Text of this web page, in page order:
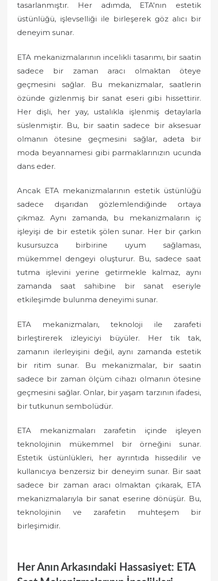
tasarlanmıştır. Her adımda, ETA'nın estetik
üstünlüğü, işlevselliği ile birleşerek göz alıcı bir
deneyim sunar.
ETA mekanizmalarının incelikli tasarımı, bir saatin
sadece bir zaman aracı olmaktan öteye
geçmesini sağlar. Bu mekanizmalar, saatlerin
özünde gizlenmiş bir sanat eseri gibi hissettirir.
Her dişli, her yay, ustalıkla işlenmiş detaylarla
süslenmiştir. Bu, bir saatin sadece bir aksesuar
olmanın ötesine geçmesini sağlar, adeta bir
moda beyannamesi gibi parmaklarınızın ucunda
dans eder.
Ancak ETA mekanizmalarının estetik üstünlüğü
sadece dışarıdan gözlemlendiğinde ortaya
çıkmaz. Aynı zamanda, bu mekanizmaların iç
işleyişi de bir estetik şölen sunar. Her bir çarkın
kusursuzca birbirine uyum sağlaması,
mükemmel dengeyi oluşturur. Bu, sadece saat
tutma işlevini yerine getirmekle kalmaz, aynı
zamanda saat sahibine bir sanat eseriyle
etkileşimde bulunma deneyimi sunar.
ETA mekanizmaları, teknoloji ile zarafeti
birleştirerek izleyiciyi büyüler. Her tik tak,
zamanın ilerleyişini değil, aynı zamanda estetik
bir ritim sunar. Bu mekanizmalar, bir saatin
sadece bir zaman ölçüm cihazı olmanın ötesine
geçmesini sağlar. Onlar, bir yaşam tarzının ifadesi,
bir tutkunun sembolüdür.
ETA mekanizmaları zarafetin içinde işleyen
teknolojinin mükemmel bir örneğini sunar.
Estetik üstünlükleri, her ayrıntıda hissedilir ve
kullanıcıya benzersiz bir deneyim sunar. Bir saat
sadece bir zaman aracı olmaktan çıkarak, ETA
mekanizmalarıyla bir sanat eserine dönüşür. Bu,
teknolojinin ve zarafetin muhteşem bir
birleşimidir.
Her Anın Arkasındaki Hassasiyet: ETA